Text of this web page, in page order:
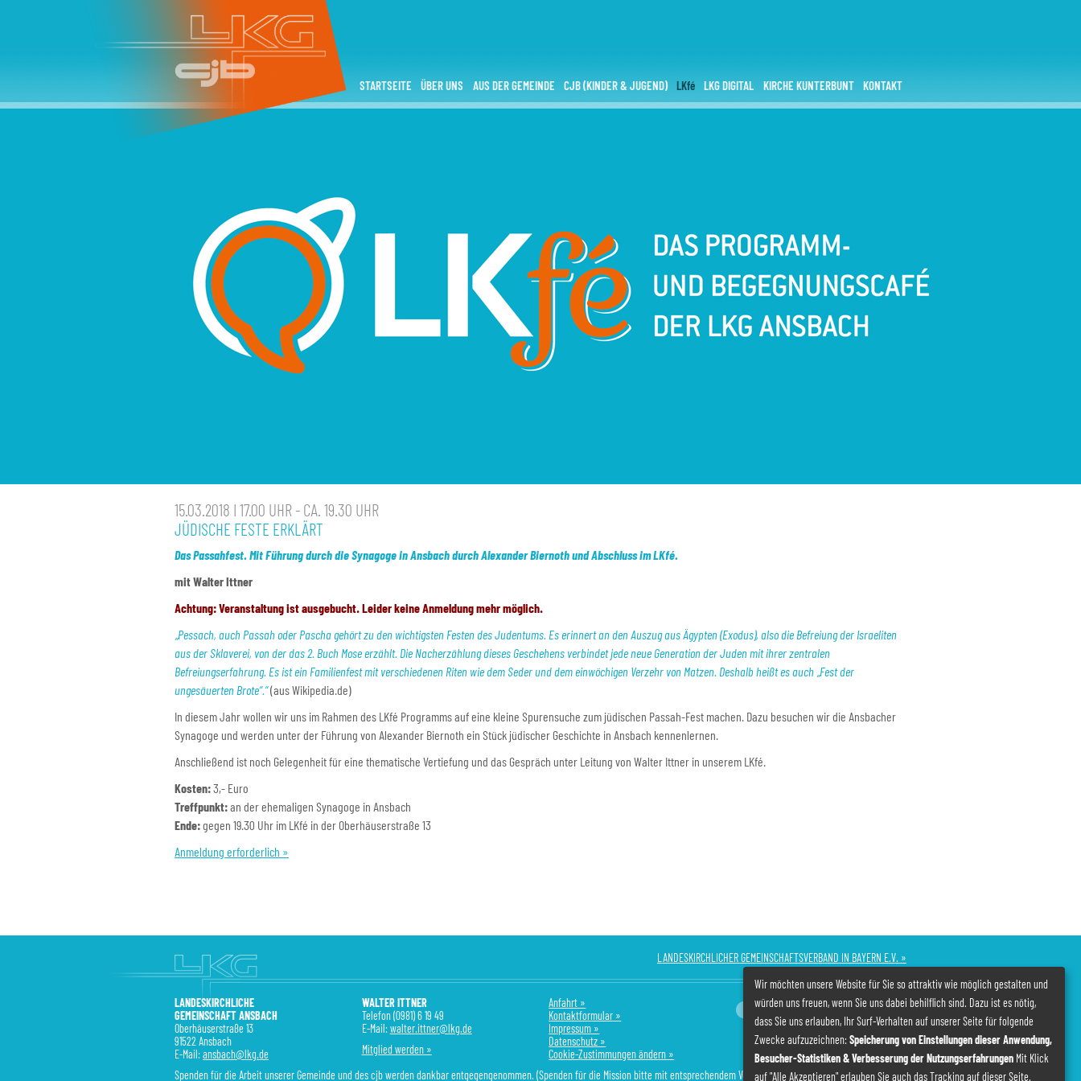
STARTSEITE ÜBER UNS AUS DER GEMEINDE CJB (KINDER & JUGEND) LKfé LKG DIGITAL KIRCHE KUNTERBUNT KONTAKT
15.03.2018 I 17.00 UHR - CA. 19.30 UHR
JÜDISCHE FESTE ERKLÄRT
Das Passahfest. Mit Führung durch die Synagoge in Ansbach durch Alexander Biernoth und Abschluss im LKfé.
mit Walter Ittner
Achtung: Veranstaltung ist ausgebucht. Leider keine Anmeldung mehr möglich.
„Pessach, auch Passah oder Pascha gehört zu den wichtigsten Festen des Judentums. Es erinnert an den Auszug aus Ägypten (Exodus), also die Befreiung der Israeliten
aus der Sklaverei, von der das 2. Buch Mose erzählt. Die Nacherzählung dieses Geschehens verbindet jede neue Generation der Juden mit ihrer zentralen
Befreiungserfahrung. Es ist ein Familienfest mit verschiedenen Riten wie dem Seder und dem einwöchigen Verzehr von Matzen. Deshalb heißt es auch „Fest der
ungesäuerten Brote“.“(aus Wikipedia.de)
In diesem Jahr wollen wir uns im Rahmen des LKfé Programms auf eine kleine Spurensuche zum jüdischen Passah-Fest machen. Dazu besuchen wir die Ansbacher
Synagoge und werden unter der Führung von Alexander Biernoth ein Stück jüdischer Geschichte in Ansbach kennenlernen.
Anschließend ist noch Gelegenheit für eine thematische Vertiefung und das Gespräch unter Leitung von Walter Ittner in unserem LKfé.
Kosten:3,- Euro
Treffpunkt:an der ehemaligen Synagoge in Ansbach
Ende:gegen 19.30 Uhr im LKfé in der Oberhäuserstraße 13
Anmeldung erforderlich »
LANDESKIRCHLICHER GEMEINSCHAFTSVERBAND IN BAYERN E.V. »
LANDESKIRCHLICHE
GEMEINSCHAFT ANSBACH
Oberhäuserstraße 13
91522 Ansbach
E-Mail:ansbach@lkg.de
WALTER ITTNER
Telefon (0981) 6 19 49
E-Mail:walter.ittner@lkg.de
Mitglied werden »
Anfahrt »
Kontaktformular »
Impressum »
Datenschutz »
Cookie-Zustimmungen ändern »
Spenden für die Arbeit unserer Gemeinde und des cjb werden dankbar entgegengenommen. (Spenden für die Mission bitte mit entsprechendem Vermerk!)
Wir möchten unsere Website für Sie so attraktiv wie möglich gestalten und
würden uns freuen, wenn Sie uns dabei behilflich sind. Dazu ist es nötig,
dass Sie uns erlauben, Ihr Surf-Verhalten auf unserer Seite für folgende
Zwecke aufzuzeichnen: Speicherung von Einstellungen dieser Anwendung,
Besucher-Statistiken & Verbesserung der Nutzungserfahrungen Mit Klick
auf "Alle Akzeptieren" erlauben Sie auch das Tracking auf dieser Seite.